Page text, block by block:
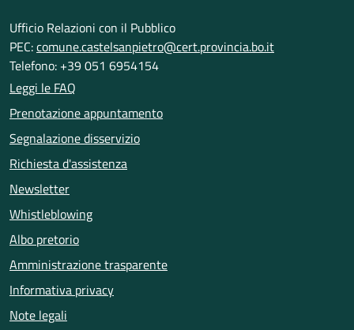
Ufficio Relazioni con il Pubblico
PEC:comune.castelsanpietro@cert.provincia.bo.it
Telefono: +39 051 6954154
Leggi le FAQ
Prenotazione appuntamento
Segnalazione disservizio
Richiesta d'assistenza
Newsletter
Whistleblowing
Albo pretorio
Amministrazione trasparente
Informativa privacy
Note legali